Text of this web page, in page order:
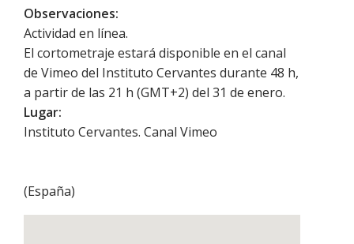
Observaciones:
Actividad en línea.
El cortometraje estará disponible en el canal
de Vimeo del Instituto Cervantes durante 48 h,
a partir de las 21 h (GMT+2) del 31 de enero.
Lugar:
Instituto Cervantes. Canal Vimeo
(España)